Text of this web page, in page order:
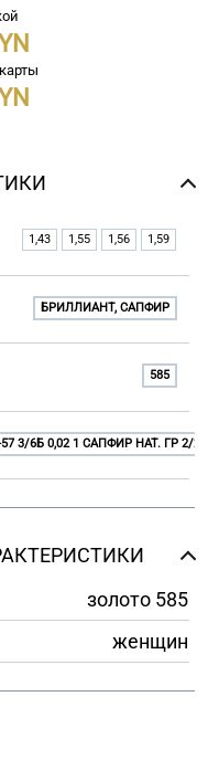
1,43 1,55 1,56 1,59
БРИЛЛИАНТ, САПФИР
585
3/6Б 0,02 1 САПФИР НАТ. ГР 2/2
золото 585
женщин